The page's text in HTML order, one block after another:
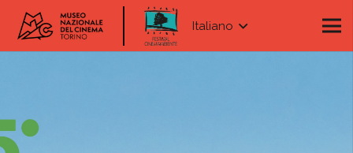
Italiano